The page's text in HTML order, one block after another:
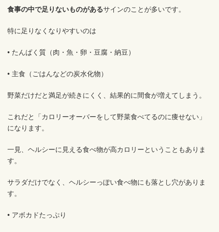
食事の中で足りないものがあるサインのことが多いです。
特に足りなくなりやすいのは
• たんぱく質（肉・魚・卵・豆腐・納豆）
• 主食（ごはんなどの炭水化物）
野菜だけだと満足が続きにくく、結果的に間食が増えてしまう。
これだと「カロリーオーバーをして野菜食べてるのに痩せない」
になります。
一見、ヘルシーに見える食べ物が高カロリーということもありま
す。
サラダだけでなく、ヘルシーっぽい食べ物にも落とし穴がありま
す。
• アボカドたっぷり